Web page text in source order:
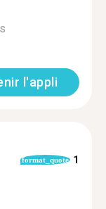
l'appli
format_quote 1